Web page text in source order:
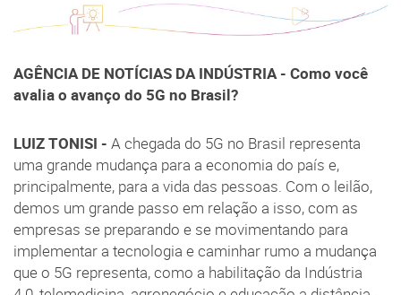
AGÊNCIA DE NOTÍCIAS DA INDÚSTRIA - Como você
avalia o avanço do 5G no Brasil?
LUIZ TONISI - A chegada do 5G no Brasil representa
uma grande mudança para a economia do país e,
principalmente, para a vida das pessoas. Com o leilão,
demos um grande passo em relação a isso, com as
empresas se preparando e se movimentando para
implementar a tecnologia e caminhar rumo a mudança
que o 5G representa, como a habilitação da Indústria